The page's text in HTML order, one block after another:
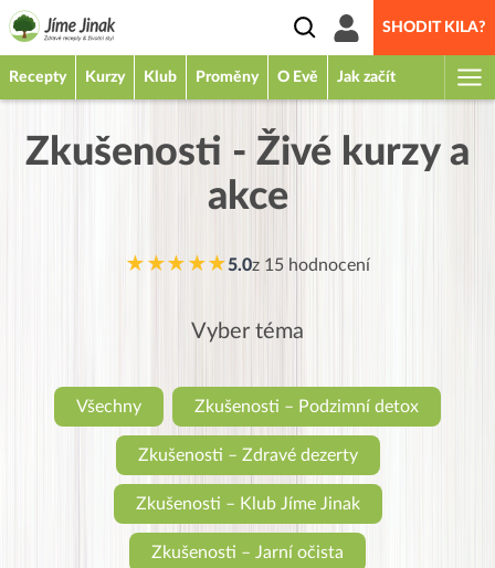
SHODIT KILA?
Recepty Kurzy Klub Proměny O Evě Jak začít
Zkušenosti - Živé kurzy a
akce
★★★★★5.0z 15hodnocení
Vyber téma
Všechny Zkušenosti – Podzimní detox
Zkušenosti – Zdravé dezerty
Zkušenosti – Klub Jíme Jinak
Zkušenosti – Jarní očista